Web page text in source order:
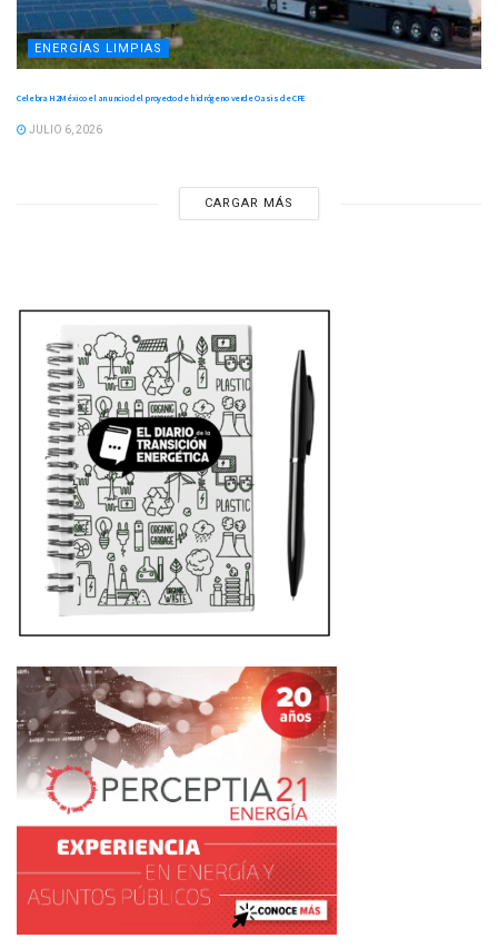
ENERGÍAS LIMPIAS
Celebra H2México el anuncio del proyecto de hidrógeno verde Oasis de CFE
JULIO 6, 2026
CARGAR MÁS